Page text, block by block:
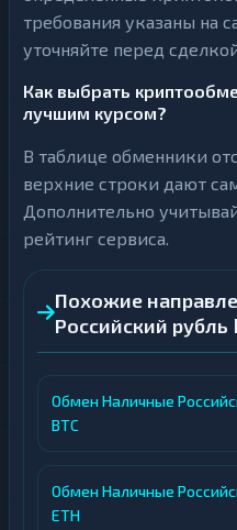
требования указаны на
уточняйте перед
Как выбрать
лучшим курсом?
В таблице обменники
верхние строки дают
Дополнительно
рейтинг сервиса.
Похожие
Российский рубль
Обмен Наличные
BTC
Обмен Наличные
ETH